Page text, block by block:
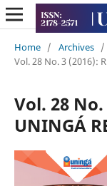
Home / Archives /
Vol. 28 No. 3 (2016):
Vol. 28 No.
UNINGÁ